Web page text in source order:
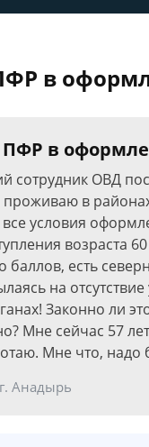
в
ПФР в
сотрудник ОВД
в
все условия
возраста
баллов, есть
на
Законно ли
Мне сейчас 57
Мне что, надо
Анадырь